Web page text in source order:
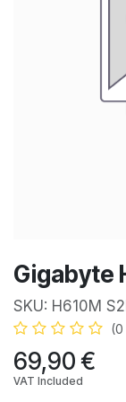
Gigabyte
SKU: H610M
69,90€
VAT Included